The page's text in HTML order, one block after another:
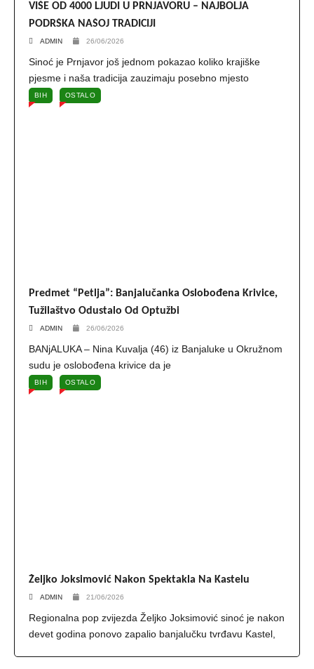
VIŠE OD 4000 LJUDI U PRNJAVORU – NAJBOLJA
PODRŠKA NAŠOJ TRADICIJI
ADMIN 26/06/2026
Sinoć je Prnjavor još jednom pokazao koliko krajiške
pjesme i naša tradicija zauzimaju posebno mjesto
BIH OSTALO
Predmet “Petlja”: Banjalučanka Oslobođena Krivice,
Tužilaštvo Odustalo Od Optužbi
ADMIN 26/06/2026
BANjALUKA – Nina Kuvalja (46) iz Banjaluke u Okružnom
sudu je oslobođena krivice da je
BIH OSTALO
Željko Joksimović Nakon Spektakla Na Kastelu
ADMIN 21/06/2026
Regionalna pop zvijezda Željko Joksimović sinoć je nakon
devet godina ponovo zapalio banjalučku tvrđavu Kastel,